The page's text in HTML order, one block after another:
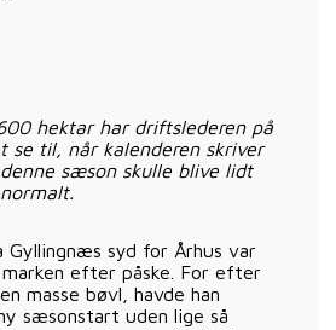
hektar har driftslederen på
se til, når kalenderen skriver
sæson skulle blive lidt
Gyllingnæs syd for Århus var
efter påske. For efter
masse bøvl, havde han
sæsonstart uden lige så